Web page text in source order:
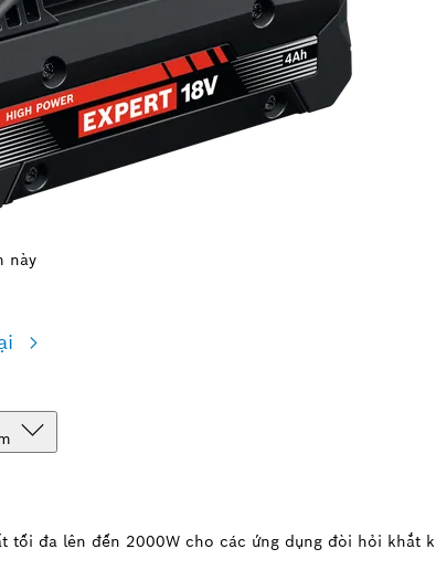
này
tối đa lên đến 2000W cho các ứng dụng đòi hỏi khắt